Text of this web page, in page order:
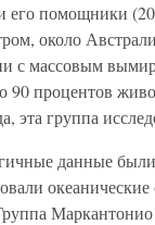
его помощники
около
с массовым
90 процентов
эта группа
данные